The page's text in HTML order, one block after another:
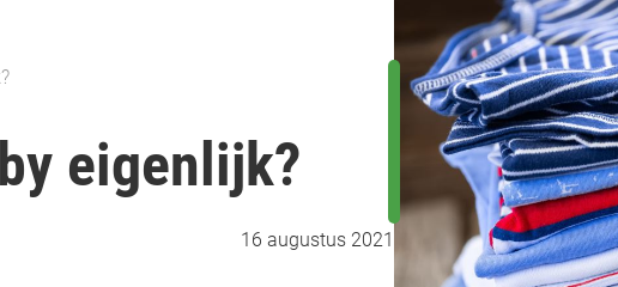
eigenlijk?
16 augustus 2021